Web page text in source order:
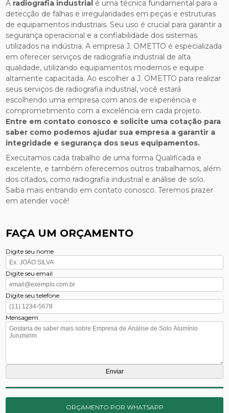
A radiografia industrial é uma técnica fundamental para a
detecção de falhas e irregularidades em peças e estruturas
de equipamentos industriais. Seu uso é crucial para garantir a
segurança operacional e a confiabilidade dos sistemas
utilizados na indústria. A empresa J. OMETTO é especializada
em oferecer serviços de radiografia industrial de alta
qualidade, utilizando equipamentos modernos e equipe
altamente capacitada. Ao escolher a J. OMETTO para realizar
seus serviços de radiografia industrial, você estará
escolhendo uma empresa com anos de experiência e
comprometimento com a excelência em cada projeto.
Entre em contato conosco e solicite uma cotação para
saber como podemos ajudar sua empresa a garantir a
integridade e segurança dos seus equipamentos.
Executamos cada trabalho de uma forma Qualificada e
excelente, e também oferecemos outros trabalhamos, além
dos citados, como radiografia industrial e análise de solo.
Saiba mais entrando em contato conosco. Teremos prazer
em atender você!
FAÇA UM ORÇAMENTO
Digite seu nome
Digite seu email
Digite seu telefone
Mensagem
ORÇAMENTO POR WHATSAPP